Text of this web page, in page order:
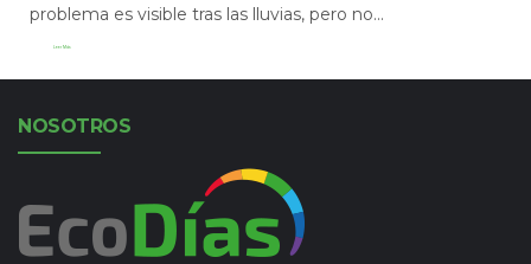
problema es visible tras las lluvias, pero no...
Leer Más
NOSOTROS